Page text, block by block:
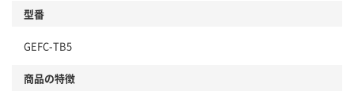
型番
GEFC-TB5
商品の特徴